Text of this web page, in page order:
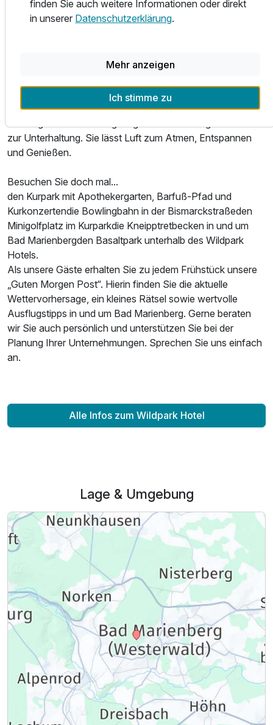
Ausstattung
Für 6 Tage p.P. ab 595,00 €
Gesundheitsangeboten machen wir es Ihnen leicht, sich
etwas Gutes zu tun. Mit unserer einladenden
Die Umgebung
Bad Marienberg ist eine Stadt in einer Region mit
zur Unterhaltung. Sie lässt Luft zum Atmen, Entspannen
und Genießen.
Besuchen Sie doch mal...
den Kurpark mit Apothekergarten, Barfuß-Pfad und
Kurkonzertendie Bowlingbahn in der Bismarckstraßeden
Minigolfplatz im Kurparkdie Kneipptretbecken in und um
Bad Marienbergden Basaltpark unterhalb des Wildpark
Hotels.
Als unsere Gäste erhalten Sie zu jedem Frühstück unsere
„Guten Morgen Post“. Hierin finden Sie die aktuelle
Wettervorhersage, ein kleines Rätsel sowie wertvolle
Ausflugstipps in und um Bad Marienberg. Gerne beraten
wir Sie auch persönlich und unterstützen Sie bei der
Planung Ihrer Unternehmungen. Sprechen Sie uns einfach
an.
Alle Infos zum Wildpark Hotel
Lage & Umgebung
finden Sie auch weitere Informationen oder direkt
in unserer Datenschutzerklärung.
Mehr anzeigen
Ich stimme zu